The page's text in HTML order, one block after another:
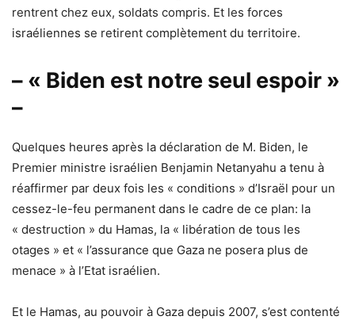
rentrent chez eux, soldats compris. Et les forces
israéliennes se retirent complètement du territoire.
– « Biden est notre seul espoir »
–
Quelques heures après la déclaration de M. Biden, le
Premier ministre israélien Benjamin Netanyahu a tenu à
réaffirmer par deux fois les « conditions » d’Israël pour un
cessez-le-feu permanent dans le cadre de ce plan: la
« destruction » du Hamas, la « libération de tous les
otages » et « l’assurance que Gaza ne posera plus de
menace » à l’Etat israélien.
Et le Hamas, au pouvoir à Gaza depuis 2007, s’est contenté